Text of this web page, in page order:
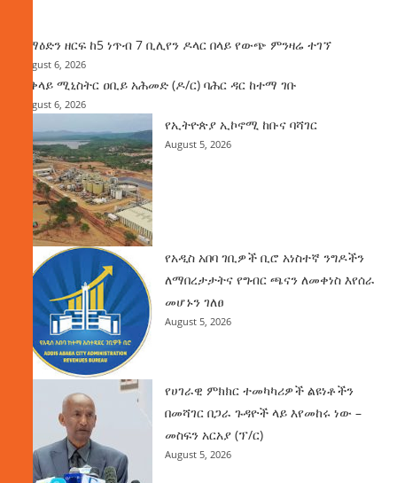
ከማዕድን ዘርፍ ከ5 ነጥብ 7 ቢሊየን ዶላር በላይ የውጭ ምንዛሬ ተገኘ
August 6, 2026
ጠቅላይ ሚኒስትር ዐቢይ አሕመድ (ዶ/ር) ባሕር ዳር ከተማ ገቡ
August 6, 2026
የኢትዮጵያ ኢኮኖሚ ከቡና ባሻገር
August 5, 2026
የአዲስ አበባ ገቢዎች ቢሮ አነስተኛ ንግዶችን
ለማበረታታትና የግብር ጫናን ለመቀነስ እየሰራ
መሆኑን ገለፀ
August 5, 2026
የሀገራዊ ምክክር ተመካካሪዎች ልዩነቶችን
በመሻገር በጋራ ጉዳዮች ላይ እየመከሩ ነው –
መስፍን አርአያ (ፕ/ር)
August 5, 2026